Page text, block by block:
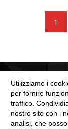
1
SEZIONE
Utilizziamo i
per fornire
traffico.
nostro sito con i
analisi, che